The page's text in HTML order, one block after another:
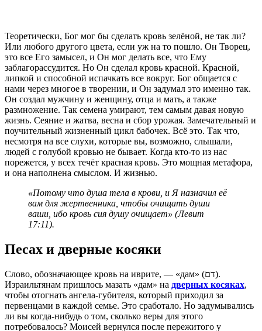
Теоретически, Бог мог бы сделать кровь зелёной, не так ли?
Или любого другого цвета, если уж на то пошло. Он Творец,
это все Его замысел, и Он мог делать все, что Ему
заблагорассудится. Но Он сделал кровь красной. Красной,
липкой и способной испачкать все вокруг. Бог общается с
нами через многое в творении, и Он задумал это именно так.
Он создал мужчину и женщину, отца и мать, а также
размножение. Так семена умирают, тем самым давая новую
жизнь. Сеяние и жатва, весна и сбор урожая. Замечательный и
поучительный жизненный цикл бабочек. Всё это. Так что,
несмотря на все слухи, которые вы, возможно, слышали,
людей с голубой кровью не бывает. Когда кто-то из нас
порежется, у всех течёт красная кровь. Это мощная метафора,
и она наполнена смыслом. И жизнью.
«Потому что душа тела в крови, и Я назначил её
вам для жертвенника, чтобы очищать души
ваши, ибо кровь сия душу очищает» (Левит
17:11).
Песах и дверные косяки
Слово, обозначающее кровь на иврите, — «дам» (דם).
Израильтянам пришлось мазать «дам» на дверных косяках,
чтобы отогнать ангела-губителя, который приходил за
первенцами в каждой семье. Это сработало. Но задумывались
ли вы когда-нибудь о том, сколько веры для этого
потребовалось? Моисей вернулся после пережитого у